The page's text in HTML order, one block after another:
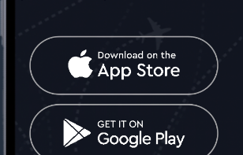
კონტაქტი
საქართველო: თბილისი
ტელ: 032 2 04 00 50